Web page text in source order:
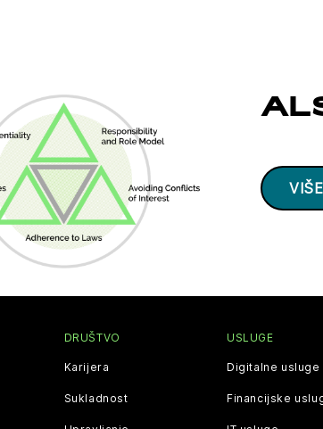
DRUŠTVO
Karijera
Sukladnost
USLUGE
Digitalne usluge
Financijske